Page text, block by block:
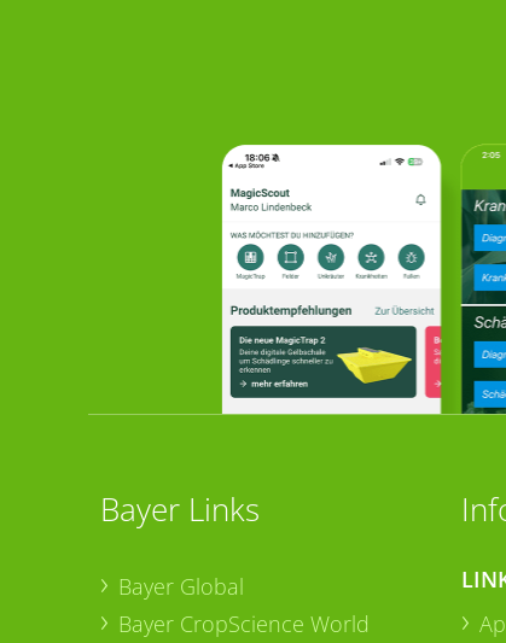
Bayer Links
Bayer Global
Bayer CropScience World